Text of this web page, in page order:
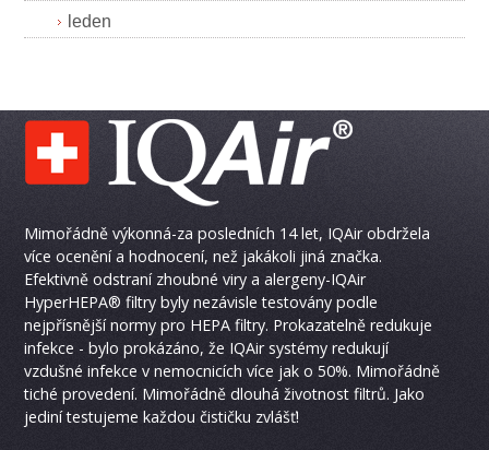
leden
Mimořádně výkonná-za posledních 14 let, IQAir obdržela
více ocenění a hodnocení, než jakákoli jiná značka.
Efektivně odstraní zhoubné viry a alergeny-IQAir
HyperHEPA® filtry byly nezávisle testovány podle
nejpřísnější normy pro HEPA filtry. Prokazatelně redukuje
infekce - bylo prokázáno, že IQAir systémy redukují
vzdušné infekce v nemocnicích více jak o 50%. Mimořádně
tiché provedení. Mimořádně dlouhá životnost filtrů. Jako
jediní testujeme každou čističku zvlášť!